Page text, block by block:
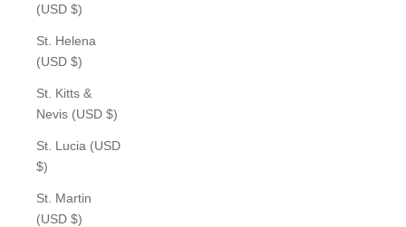
(USD $)
St. Helena
(USD $)
St. Kitts &
Nevis (USD $)
St. Lucia (USD
$)
St. Martin
(USD $)